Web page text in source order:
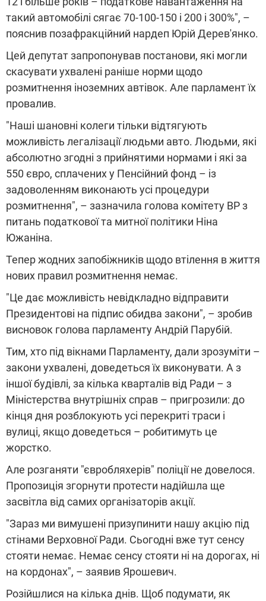
такий автомобілі сягає 70-100-150 і 200 і 300%", –
пояснив позафракційний нардеп Юрій Дерев'янко.
Цей депутат запропонував постанови, які могли
скасувати ухвалені раніше норми щодо
розмитнення іноземних автівок. Але парламент їх
провалив.
"Наші шановні колеги тільки відтягують
можливість легалізації людьми авто. Людьми, які
абсолютно згодні з прийнятими нормами і які за
550 євро, сплачених у Пенсійний фонд – із
задоволенням виконають усі процедури
розмитнення", – зазначила голова комітету ВР з
питань податкової та митної політики Ніна
Южаніна.
Тепер жодних запобіжників щодо втілення в життя
нових правил розмитнення немає.
"Це дає можливість невідкладно відправити
Президентові на підпис обидва закони", – зробив
висновок голова парламенту Андрій Парубій.
Тим, хто під вікнами Парламенту, дали зрозуміти –
закони ухвалені, доведеться їх виконувати. А з
іншої будівлі, за кілька кварталів від Ради – з
Міністерства внутрішніх справ – пригрозили: до
кінця дня розблокують усі перекриті траси і
вулиці, якщо доведеться – робитимуть це
жорстко.
Але розганяти "євробляхерів" поліції не довелося.
Пропозиція згорнути протести надійшла ще
засвітла від самих організаторів акції.
"Зараз ми вимушені призупинити нашу акцію під
стінами Верховної Ради. Сьогодні вже тут сенсу
стояти немає. Немає сенсу стояти ні на дорогах, ні
на кордонах", – заявив Ярошевич.
Розійшлися на кілька днів. Щоб подумати, як